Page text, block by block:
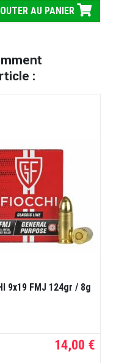
AU PANIER
:
9x19 FMJ 124gr / 8g
14,00 €